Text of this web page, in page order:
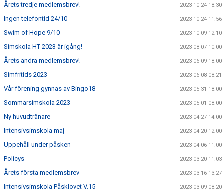
Årets tredje medlemsbrev! 2023-10-24 18:30
Ingen telefontid 24/10 2023-10-24 11:56
Swim of Hope 9/10 2023-10-09 12:10
Simskola HT 2023 är igång! 2023-08-07 10:00
Årets andra medlemsbrev! 2023-06-09 18:00
Simfritids 2023 2023-06-08 08:21
Vår förening gynnas av Bingo18 2023-05-31 18:00
Sommarsimskola 2023 2023-05-01 08:00
Ny huvudtränare 2023-04-27 14:00
Intensivsimskola maj 2023-04-20 12:00
Uppehåll under påsken 2023-04-06 11:00
Policys 2023-03-20 11:03
Årets första medlemsbrev 2023-03-16 13:27
Intensivsimskola Påsklovet V.15 2023-03-09 08:20